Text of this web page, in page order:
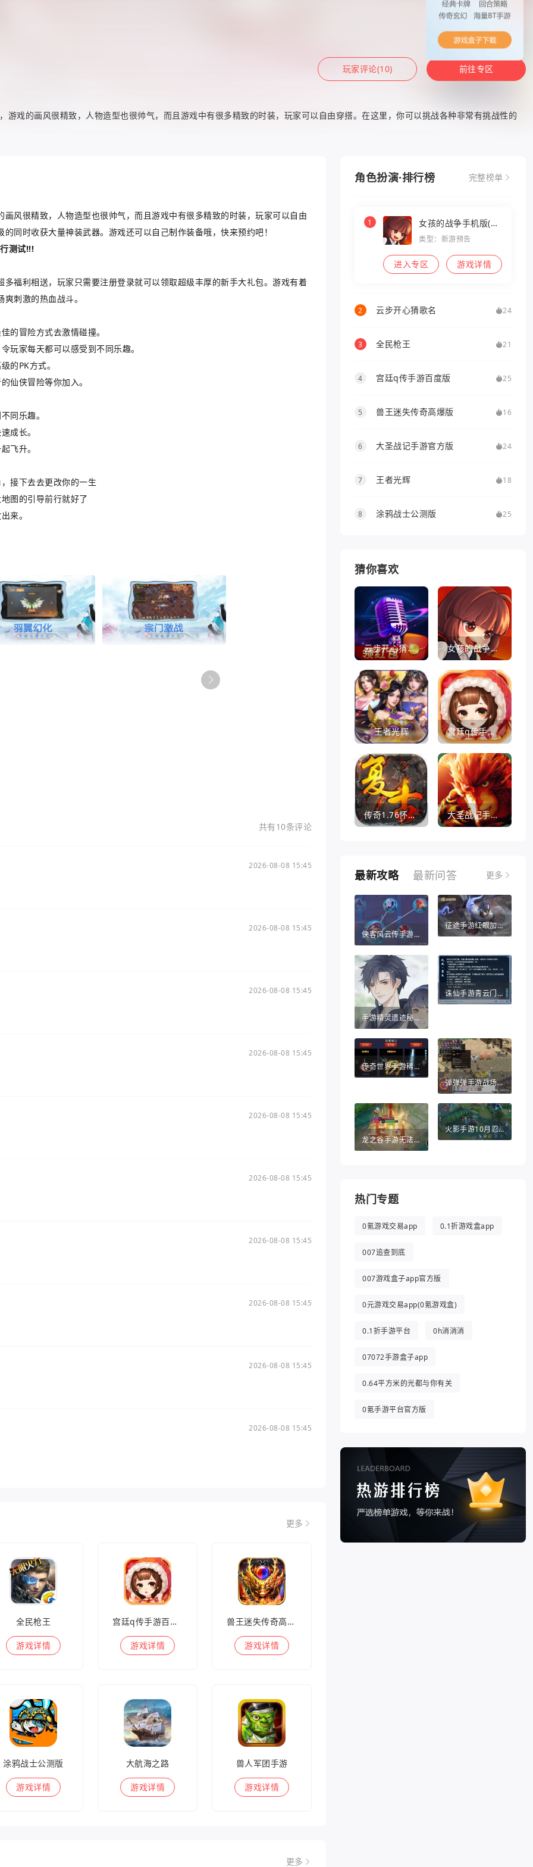
玩家评论(10) 前往专区
戏的画风很精致，人物造型也很帅气，而且游戏中有很多精致的时装，玩家可以自由穿搭。在这里，你可以挑战各种非常有挑战性的
风很精致，人物造型也很帅气，而且游戏中有很多精致的时装，玩家可以自由
同时收获大量神装武器。游戏还可以自己制作装备哦，快来预约吧！
测试!!!
福利相送，玩家只需要注册登录就可以领取超级丰厚的新手大礼包。游戏有着
刺激的热血战斗。
的冒险方式去激情碰撞。
玩家每天都可以感受到不同乐趣。
的PK方式。
仙侠冒险等你加入。
同乐趣。
成长。
飞升。
接下去去更改你的一生
图的引导前行就好了
来。
共有10条评论
2026-08-08 15:45
2026-08-08 15:45
2026-08-08 15:45
2026-08-08 15:45
2026-08-08 15:45
2026-08-08 15:45
2026-08-08 15:45
2026-08-08 15:45
2026-08-08 15:45
2026-08-08 15:45
更多
全民枪王
游戏详情
宫廷q传手游百度版
游戏详情
兽王迷失传奇高爆版
游戏详情
涂鸦战士公测版
游戏详情
大航海之路
游戏详情
兽人军团手游
游戏详情
更多
角色扮演·排行榜 完整榜单
1
女孩的战争手机版(暂
未上线)
类型：新游预告
进入专区 游戏详情
2 云步开心猜歌名 24
3 全民枪王 21
4 宫廷q传手游百度版 25
5 兽王迷失传奇高爆版 16
6 大圣战记手游官方版 24
7 王者光辉 18
8 涂鸦战士公测版 25
猜你喜欢
云步开心猜歌名 女孩的战争手机版(暂未上线)
王者光辉 宫廷q传手游百度版
传奇1.76怀旧版打金服 大圣战记手游官方版
最新攻略 最新问答 更多
侠客风云传手游战法（侠客风云传手游战法攻略）
征途手游红眼加点推荐（征途手游红眼加点推荐攻略）
手游精灵遗迹秘密宝藏（热血江湖手游秘宝灵符）
诛仙手游青云门攻略（诛仙手游哪个职业比较适合平民）
传奇世界手游稀世法宝（传奇世界手游法宝醉乾坤葫芦怎么得）
弹弹弹手游战场英雄（弹弹堂手游助手）
龙之谷手游无法退出（龙之谷手游无法退出游戏）
火影手游10月忍者（火影手游10月忍者活动）
热门专题
0氪游戏交易app 0.1折游戏盒app
007追查到底
007游戏盒子app官方版
0元游戏交易app(0氪游戏盒)
0.1折手游平台 0h消消消
07072手游盒子app
0.64平方米的光都与你有关
0氪手游平台官方版